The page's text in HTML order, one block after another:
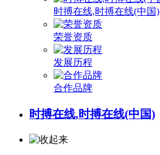
时搏在线,时搏在线(中国)
荣誉资质
发展历程
合作品牌
时搏在线,时搏在线(中国)